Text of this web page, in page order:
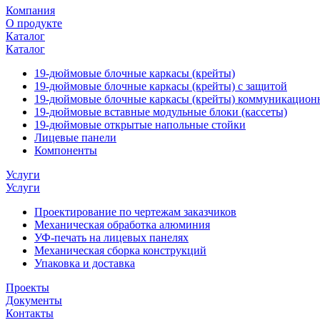
Компания
О продукте
Каталог
Каталог
19-дюймовые блочные каркасы (крейты)
19-дюймовые блочные каркасы (крейты) с защитой
19-дюймовые блочные каркасы (крейты)
19-дюймовые вставные модульные блоки (кассеты)
19-дюймовые открытые напольные стойки
Лицевые панели
Компоненты
Услуги
Услуги
Проектирование по чертежам заказчиков
Механическая обработка алюминия
УФ-печать на лицевых панелях
Механическая сборка конструкций
Упаковка и доставка
Проекты
Документы
Контакты